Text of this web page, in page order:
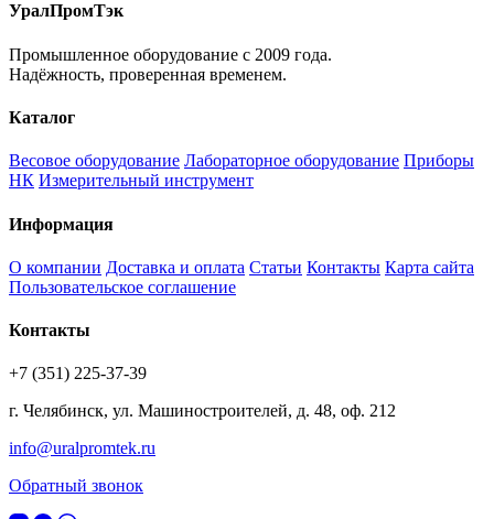
УралПромТэк
Промышленное оборудование с 2009 года.
Надёжность, проверенная временем.
Каталог
Весовое оборудование Лабораторное оборудование Приборы
НК Измерительный инструмент
Информация
О компании Доставка и оплата Статьи Контакты Карта сайта
Пользовательское соглашение
Контакты
+7 (351) 225-37-39
г. Челябинск, ул. Машиностроителей, д. 48, оф. 212
info@uralpromtek.ru
Обратный звонок